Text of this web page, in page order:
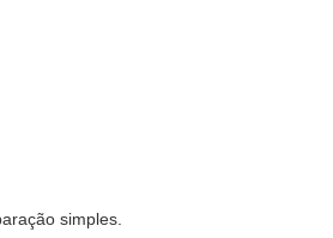
simples.